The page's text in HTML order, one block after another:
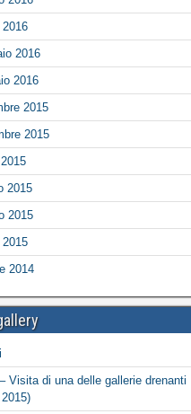
2016
2016
2016
2015
2015
2015
2015
2015
2014
Visita di una delle gallerie drenanti